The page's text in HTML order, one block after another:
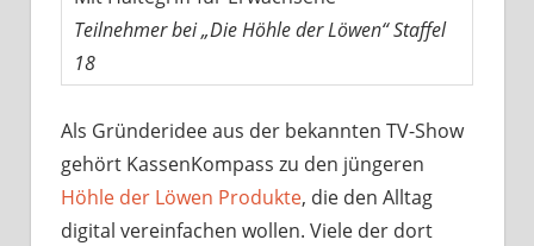
Teilnehmer bei „Die Höhle der Löwen“ Staffel
18
Als Gründeridee aus der bekannten TV-Show
gehört KassenKompass zu den jüngeren
Höhle der Löwen Produkte, die den Alltag
digital vereinfachen wollen. Viele der dort